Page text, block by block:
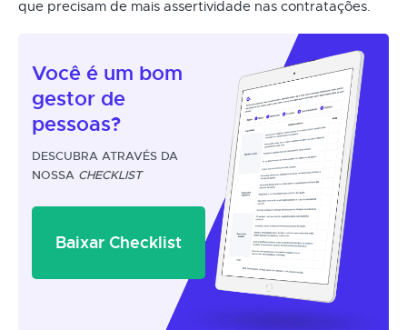
que precisam de mais assertividade nas contratações.
Você é um bom
gestor de
pessoas?
DESCUBRA ATRAVÉS DA
NOSSA CHECKLIST
Baixar Checklist